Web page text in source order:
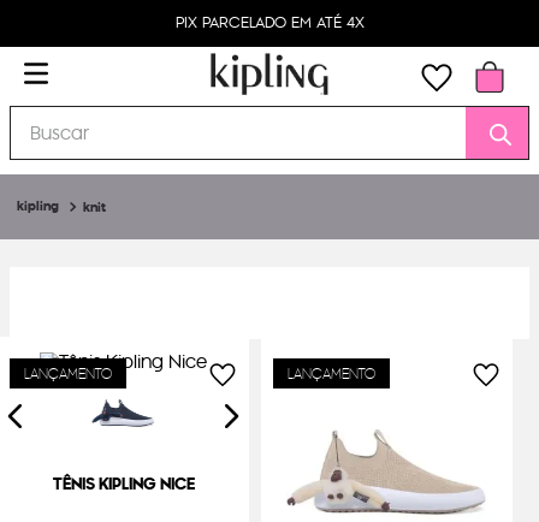
PIX PARCELADO EM ATÉ 4X
Buscar
knit
LANÇAMENTO
TÊNIS KIPLING NICE
LANÇAMENTO